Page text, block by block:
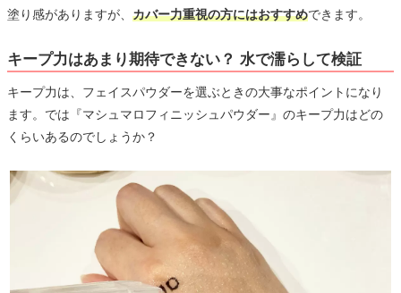
塗り感がありますが、 カバー力重視の方にはおすすめできます。
キープ力はあまり期待できない？ 水で濡らして検証
キープ力は、フェイスパウダーを選ぶときの大事なポイントになり
ます。では『マシュマロフィニッシュパウダー』のキープ力はどの
くらいあるのでしょうか？